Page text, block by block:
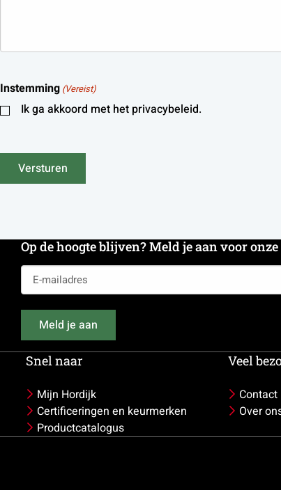
Instemming (Vereist)
Ik ga akkoord met het privacybeleid.
Versturen
Op de hoogte blijven? Meld je aan voor
mailadres
(Vereist)
Meld je aan
Snel naar
Mijn Hordijk
Certificeringen en keurmerken
Productcatalogus
Veel
Contact
Over